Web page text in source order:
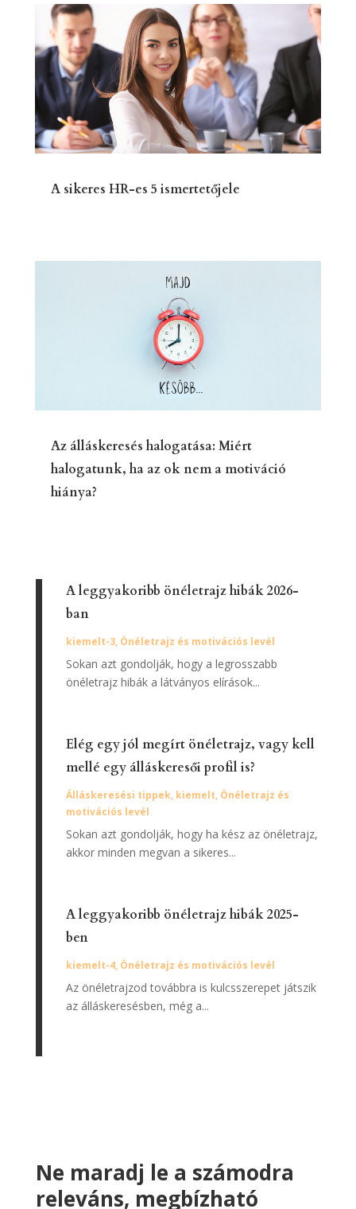
A sikeres HR-es 5 ismertetőjele
Az álláskeresés halogatása: Miért
halogatunk, ha az ok nem a motiváció
hiánya?
A leggyakoribb önéletrajz hibák 2026-
ban
kiemelt-3, Önéletrajz és motivációs levél
Sokan azt gondolják, hogy a legrosszabb
önéletrajz hibák a látványos elírások...
Elég egy jól megírt önéletrajz, vagy kell
mellé egy álláskeresői profil is?
Álláskeresési tippek, kiemelt, Önéletrajz és
motivációs levél
Sokan azt gondolják, hogy ha kész az önéletrajz,
akkor minden megvan a sikeres...
A leggyakoribb önéletrajz hibák 2025-
ben
kiemelt-4, Önéletrajz és motivációs levél
Az önéletrajzod továbbra is kulcsszerepet játszik
az álláskeresésben, még a...
Ne maradj le a számodra
releváns, megbízható